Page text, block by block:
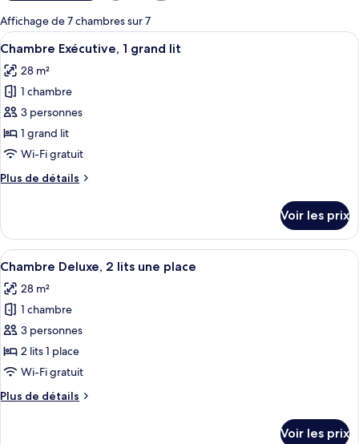
pour
les
chambres
Affichage de 7 chambres sur 7
Afficher
toutes
les
photos
pour
ce
type
chambre :
grand
lit
Une chambre d’hôtel avec un
12
Chambre Exécutive, 1 grand lit
28 m²
1 chambre
3 personnes
1 grand lit
Wi-Fi gratuit
Plus de détails
Plus
le
type
de
Chambre
Exécutive,
grand
lit
Voir les prix
Afficher
toutes
les
photos
pour
ce
type
chambre :
Chambre Deluxe, 2 lits une place |
7
Chambre Deluxe, 2 lits une place
28 m²
1 chambre
3 personnes
2 lits 1 place
Wi-Fi gratuit
Plus de détails
Plus
Voir les prix